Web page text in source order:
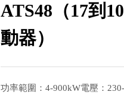
ATS48（17到
動器）
功率範圍：4-900kW電壓：